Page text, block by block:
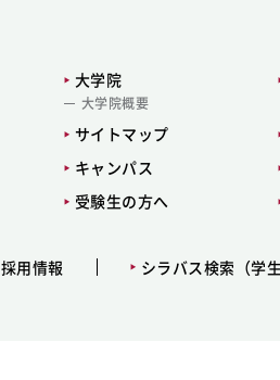
大学院
大学院概要
サイトマップ
キャンパス
受験生の方へ
採用情報 シラバス検索（学